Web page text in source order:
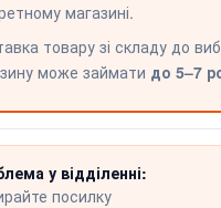
магазині.
товару зі складу до
може займати до 5–7
у відділенні:
посилку